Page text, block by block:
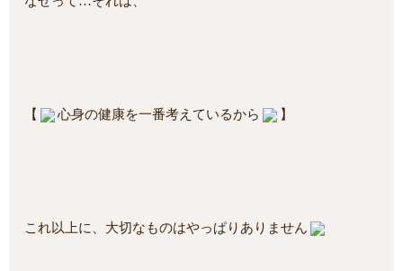
【 心身の健康を一番考えているから 】
これ以上に、大切なものはやっぱりありません